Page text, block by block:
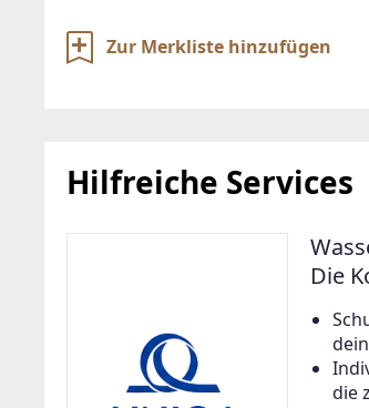
Zur Merkliste hinzufügen
Hilfreiche Services
Die
die